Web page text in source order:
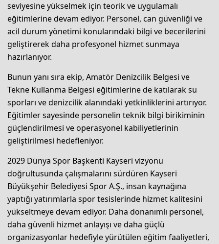
seviyesine yükselmek için teorik ve uygulamalı
eğitimlerine devam ediyor. Personel, can güvenliği ve
acil durum yönetimi konularındaki bilgi ve becerilerini
geliştirerek daha profesyonel hizmet sunmaya
hazırlanıyor.
Bunun yanı sıra ekip, Amatör Denizcilik Belgesi ve
Tekne Kullanma Belgesi eğitimlerine de katılarak su
sporları ve denizcilik alanındaki yetkinliklerini artırıyor.
Eğitimler sayesinde personelin teknik bilgi birikiminin
güçlendirilmesi ve operasyonel kabiliyetlerinin
geliştirilmesi hedefleniyor.
2029 Dünya Spor Başkenti Kayseri vizyonu
doğrultusunda çalışmalarını sürdüren Kayseri
Büyükşehir Belediyesi Spor A.Ş., insan kaynağına
yaptığı yatırımlarla spor tesislerinde hizmet kalitesini
yükseltmeye devam ediyor. Daha donanımlı personel,
daha güvenli hizmet anlayışı ve daha güçlü
organizasyonlar hedefiyle yürütülen eğitim faaliyetleri,